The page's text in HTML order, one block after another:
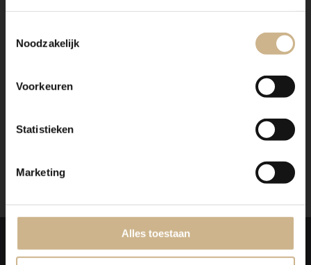
Noodzakelijk
Voorkeuren
Statistieken
Marketing
Alles toestaan
voorzien van een poedercoating
. Dit geeft een
contact met ons op. Wij maken graag vrijblijvend een
offerte voor het meubel van je voorkeur!
Laat je INSPIREREN